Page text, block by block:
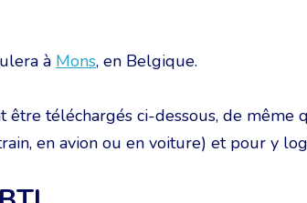
à Mons, en Belgique.
téléchargés ci-dessous, de même
en avion ou en voiture) et pour y